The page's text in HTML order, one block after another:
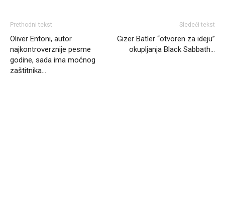
Prethodni tekst
Oliver Entoni, autor
najkontroverznije pesme
godine, sada ima moćnog
zaštitnika…
Sledeći tekst
Gizer Batler “otvoren za ideju”
okupljanja Black Sabbath…